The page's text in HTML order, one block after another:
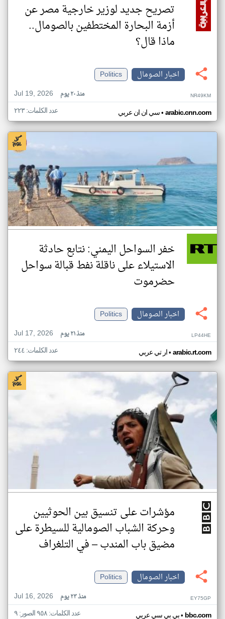
تصريح جديد لوزير خارجية مصر عن
أزمة البحارة المختطفين بالصومال..
ماذا قال؟
اخبار الصومال
Politics
Jul 19, 2026
منذ ٢٠ يوم NR49KM
سي ان ان عربي• arabic.cnn.com عدد الكلمات: ٢٢٣
خفر السواحل اليمني: نتابع حادثة
الاستيلاء على ناقلة نفط قبالة سواحل
حضرموت
اخبار الصومال
Politics
Jul 17, 2026
منذ ٢١ يوم LP44HE
ار تي عربي• arabic.rt.com عدد الكلمات: ٢٤٤
مؤشرات على تنسيق بين الحوثيين
وحركة الشباب الصومالية للسيطرة على
مضيق باب المندب – في التلغراف
اخبار الصومال
Politics
Jul 16, 2026
منذ ٢٣ يوم EY75GP
بي بي سي عربي• bbc.com عدد الكلمات: ٩٥٨ الصور: ٩